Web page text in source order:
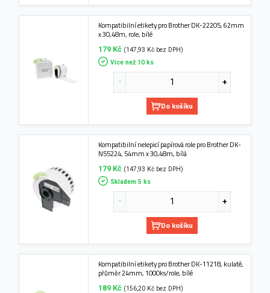
Kompatibilní etikety pro Brother DK-22205, 62mm
x 30,48m, role, bílé
179 Kč (147,93 Kč bez DPH)
Více než 10 ks
Do košíku
Kompatibilní nelepicí papírová role pro Brother DK-
N55224, 54mm x 30,48m, bílá
179 Kč (147,93 Kč bez DPH)
Skladem 5 ks
Do košíku
Kompatibilní etikety pro Brother DK-11218, kulaté,
přůměr 24mm, 1000ks/role, bílé
189 Kč (156,20 Kč bez DPH)